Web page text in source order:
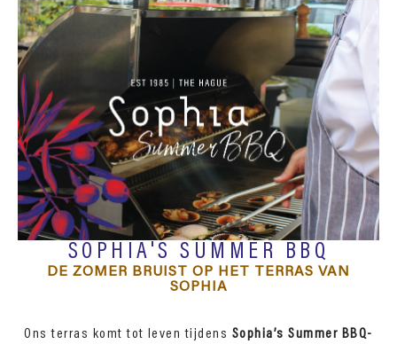
SOPHIA'S SUMMER BBQ
DE ZOMER BRUIST OP HET TERRAS VAN
SOPHIA
Ons terras komt tot leven tijdens Sophia’s Summer BBQ-